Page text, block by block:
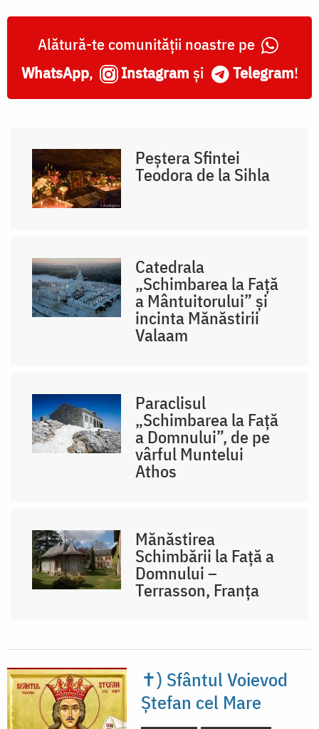
Alătură-te comunității noastre pe
WhatsApp, Instagram și Telegram!
Peștera Sfintei
Teodora de la Sihla
Catedrala
„Schimbarea la Față
a Mântuitorului” și
incinta Mănăstirii
Valaam
Paraclisul
„Schimbarea la Față
a Domnului”, de pe
vârful Muntelui
Athos
Mănăstirea
Schimbării la Față a
Domnului –
Terrasson, Franţa
✝) Sfântul Voievod
Ștefan cel Mare